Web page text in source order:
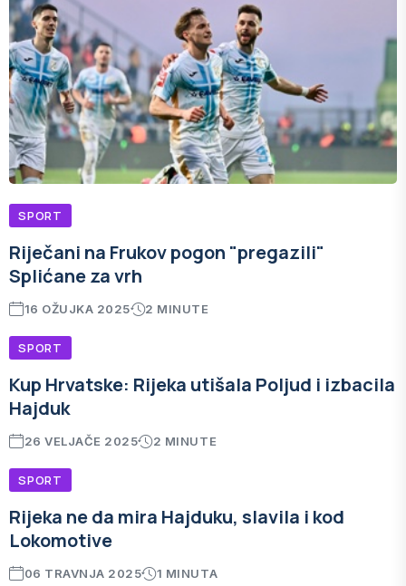
SPORT
Riječani na Frukov pogon "pregazili"
Splićane za vrh
16 OŽUJKA 2025 2 MINUTE
SPORT
Kup Hrvatske: Rijeka utišala Poljud i izbacila
Hajduk
26 VELJAČE 2025 2 MINUTE
SPORT
Rijeka ne da mira Hajduku, slavila i kod
Lokomotive
06 TRAVNJA 2025 1 MINUTA